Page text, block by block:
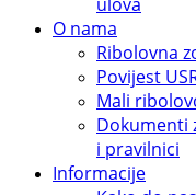
O nama
Ribolovna
Povijest
Mali
Dokumenti
i pravilnici
Informacije